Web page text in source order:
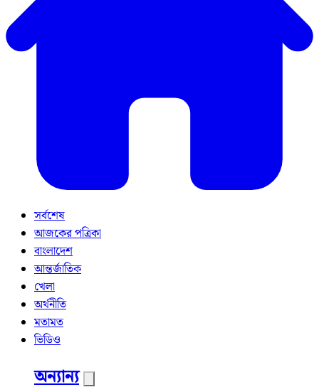
সর্বশেষ
আজকের পত্রিকা
বাংলাদেশ
আন্তর্জাতিক
খেলা
অর্থনীতি
মতামত
ভিডিও
অন্যান্য